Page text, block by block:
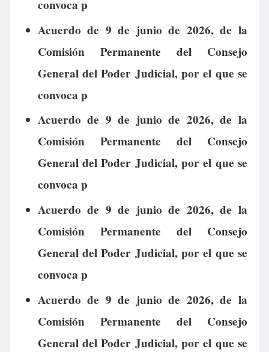
convoca p
Acuerdo de 9 de junio de 2026, de la
Comisión Permanente del Consejo
General del Poder Judicial, por el que se
convoca p
Acuerdo de 9 de junio de 2026, de la
Comisión Permanente del Consejo
General del Poder Judicial, por el que se
convoca p
Acuerdo de 9 de junio de 2026, de la
Comisión Permanente del Consejo
General del Poder Judicial, por el que se
convoca p
Acuerdo de 9 de junio de 2026, de la
Comisión Permanente del Consejo
General del Poder Judicial, por el que se